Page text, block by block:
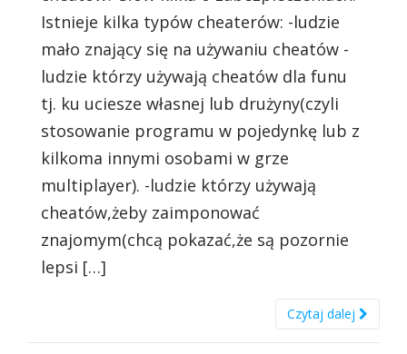
Istnieje kilka typów cheaterów: -ludzie
mało znający się na używaniu cheatów -
ludzie którzy używają cheatów dla funu
tj. ku uciesze własnej lub drużyny(czyli
stosowanie programu w pojedynkę lub z
kilkoma innymi osobami w grze
multiplayer). -ludzie którzy używają
cheatów,żeby zaimponować
znajomym(chcą pokazać,że są pozornie
lepsi […]
Czytaj dalej